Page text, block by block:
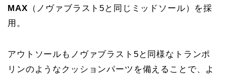
MAX （ノヴァブラスト5と同じミッドソール）を採
用。
アウトソールもノヴァブラスト5と同様なトランポ
リンのようなクッションパーツを備えることで、よ